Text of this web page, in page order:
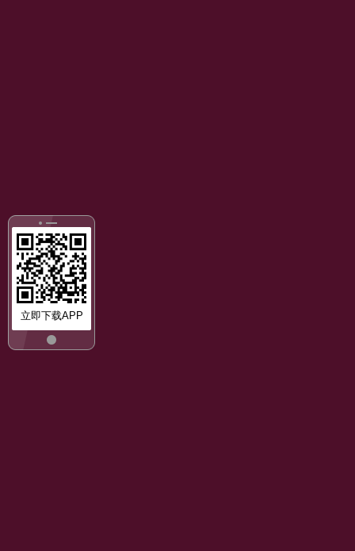
立即下载APP